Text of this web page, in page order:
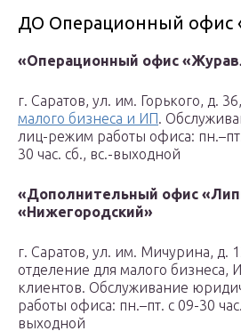
ДО Операционный офис
«Операционный офис
г. Саратов, ул. им. Горького, д.
малого бизнеса и ИП.
лиц-режим работы офиса:
30 час. сб., вс.-выходной
«Дополнительный офис
«Нижегородский»
г. Саратов, ул. им. Мичурина, д.
отделение для малого бизнеса,
клиентов. Обслуживание
работы офиса: пн.–пт. с 09-30
выходной